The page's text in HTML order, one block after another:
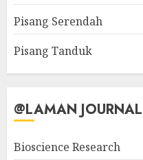
Pisang Serendah
Pisang Tanduk
@LAMAN JOURNAL
Bioscience Research